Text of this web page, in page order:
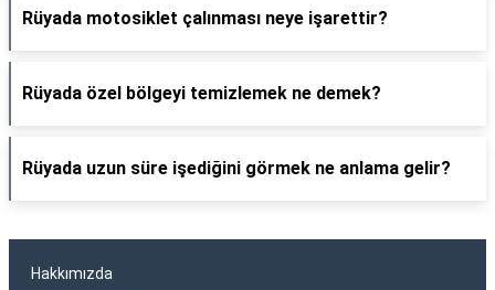
Rüyada motosiklet çalınması neye işarettir?
Rüyada özel bölgeyi temizlemek ne demek?
Rüyada uzun süre işediğini görmek ne anlama gelir?
Hakkımızda